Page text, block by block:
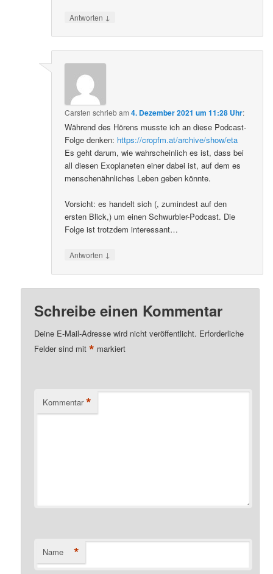
Antworten ↓
Carsten schriebam4. Dezember 2021 um 11:28 Uhr:
Während des Hörens musste ich an diese Podcast-
Folge denken: https://cropfm.at/archive/show/eta
Es geht darum, wie wahrscheinlich es ist, dass bei
all diesen Exoplaneten einer dabei ist, auf dem es
menschenähnliches Leben geben könnte.
Vorsicht: es handelt sich (, zumindest auf den
ersten Blick,) um einen Schwurbler-Podcast. Die
Folge ist trotzdem interessant…
Antworten ↓
Schreibe einen Kommentar
Deine E-Mail-Adresse wird nicht veröffentlicht. Erforderliche
Felder sind mit* markiert
Kommentar *
Name *